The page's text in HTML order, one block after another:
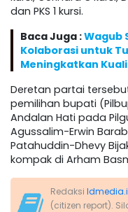
dan PKS 1 kursi.
Baca Juga :Wagub
Kolaborasi untuk
Meningkatkan
Deretan partai
pemilihan bupati
Andalan Hati pada
Agussalim-Erwin
Patahuddin-Dhevy
kompak di Arham
Redaksi
(citizen report).